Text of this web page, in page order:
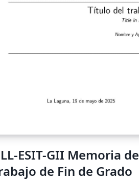
ESIT-GII Memoria de
de Fin de Grado